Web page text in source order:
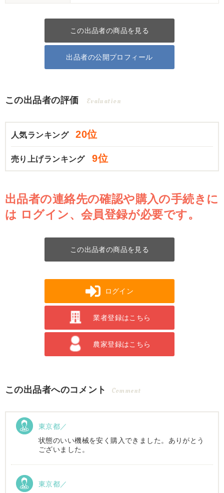
この出品者の商品を見る
出品者の公開プロフィール
この出品者の評価 Evaluation
人気ランキング 20位
売り上げランキング 9位
出品者の連絡先の確認や購入の手続きに
は ログイン、会員登録が必要です。
この出品者の商品を見る
ログイン
業者登録はこちら
農家登録はこちら
この出品者へのコメント Comment
東京都／
状態のいい機械を安く購入できました。ありがとう
ございました。
東京都／